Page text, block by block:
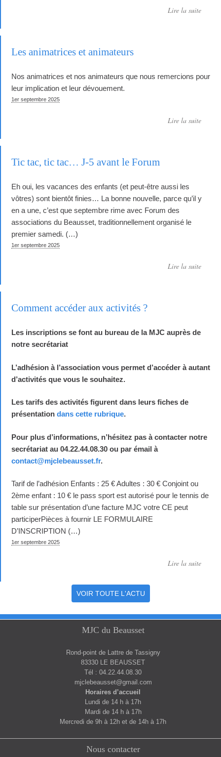
Lire la suite
Les animatrices et animateurs
Nos animatrices et nos animateurs que nous remercions pour
leur implication et leur dévouement.
1er septembre 2025
Lire la suite
Tic tac, tic tac… J-5 avant le Forum
Eh oui, les vacances des enfants (et peut-être aussi les
vôtres) sont bientôt finies… La bonne nouvelle, parce qu’il y
en a une, c’est que septembre rime avec Forum des
associations du Beausset, traditionnellement organisé le
premier samedi. (…)
1er septembre 2025
Lire la suite
Comment accéder aux activités ?
Les inscriptions se font au bureau de la MJC auprès de
notre secrétariat
L’adhésion à l’association vous permet d’accéder à autant
d’activités que vous le souhaitez.
Les tarifs des activités figurent dans leurs fiches de
présentation dans cette rubrique.
Pour plus d’informations, n’hésitez pas à contacter notre
secrétariat au 04.22.44.08.30 ou par émail à
contact@mjclebeausset.fr.
Tarif de l’adhésion Enfants : 25 € Adultes : 30 € Conjoint ou
2ème enfant : 10 € le pass sport est autorisé pour le tennis de
table sur présentation d’une facture MJC votre CE peut
participerPièces à fournir LE FORMULAIRE
D’INSCRIPTION (…)
1er septembre 2025
Lire la suite
VOIR TOUTE L'ACTU
MJC du Beausset
Rond-point de Lattre de Tassigny
83330 LE BEAUSSET
Tél : 04.22.44.08.30
mjclebeausset@gmail.com
Horaires d’accueil
Lundi de 14 h à 17h
Mardi de 14 h à 17h
Mercredi de 9h à 12h et de 14h à 17h
Nous contacter